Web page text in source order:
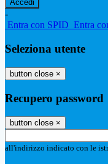
-
Entra con SPID Entra
Seleziona utente
button close ×
Recupero password
button close ×
all'indirizzo indicato con le